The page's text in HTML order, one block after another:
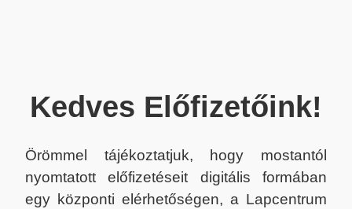
Kedves Előfizetőink!
Örömmel tájékoztatjuk, hogy mostantól
nyomtatott előfizetéseit digitális formában
egy központi elérhetőségen, a Lapcentrum